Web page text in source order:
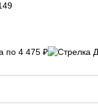
по 4 475 ₽